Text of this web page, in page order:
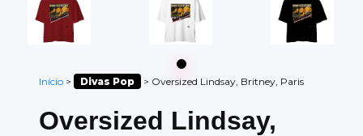
Início > Divas Pop > Oversized Lindsay, Britney, Paris
Oversized Lindsay,